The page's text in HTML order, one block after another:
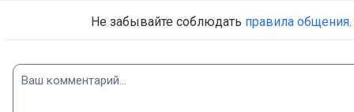
Не забывайте соблюдать правила общения.